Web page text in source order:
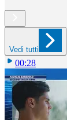
Vedi tutti
00:28